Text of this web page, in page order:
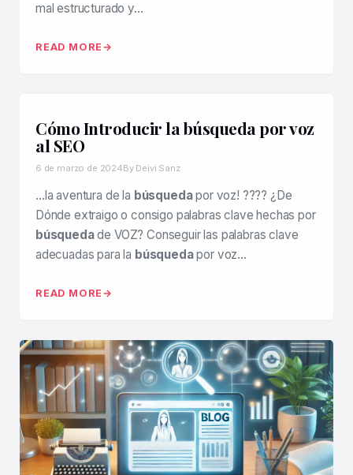
mal estructurado y…
READ MORE
Cómo Introducir la búsqueda por voz
al SEO
6 de marzo de 2024By Deivi Sanz
…la aventura de la búsquedapor voz! ???? ¿De
Dónde extraigo o consigo palabras clave hechas por
búsquedade VOZ? Conseguir las palabras clave
adecuadas para la búsquedapor voz…
READ MORE